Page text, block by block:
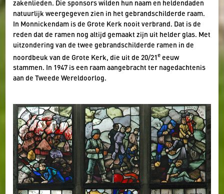
zakenlieden. Die sponsors wilden hun naam en heldendaden
natuurlijk weergegeven zien in het gebrandschilderde raam.
In Monnickendam is de Grote Kerk nooit verbrand. Dat is de
reden dat de ramen nog altijd gemaakt zijn uit helder glas. Met
uitzondering van de twee gebrandschilderde ramen in de
noordbeuk van de Grote Kerk, die uit de 20/21e eeuw
stammen. In 1947 is een raam aangebracht ter nagedachtenis
aan de Tweede Wereldoorlog.